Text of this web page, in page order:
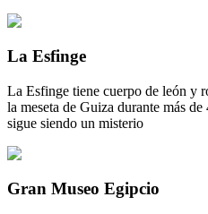
La Esfinge
La Esfinge tiene cuerpo de león y
la meseta de Guiza durante más
sigue siendo un misterio
Gran Museo Egipcio